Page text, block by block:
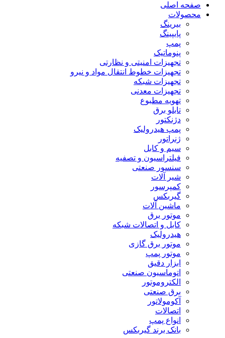
صفحه اصلی
محصولات
بیرینگ
پایپینگ
پمپ
پنوماتیک
تجهیزات امنیتی و نظارتی
تجهیزات خطوط انتقال مواد و نیرو
تجهیزات شبکه
تجهیزات معدنی
تهویه مطبوع
تابلو برق
دژنکتور
پمپ هیدرولیک
ژنراتور
سیم و کابل
فیلتراسیون و تصفیه
سنسور صنعتی
شیر آلات
کمپرسور
گیربکس
ماشین آلات
موتور برق
کابل و اتصالات شبکه
هیدرولیک
موتور برق گازی
موتور پمپ
ابزار دقیق
اتوماسیون صنعتی
الکتروموتور
برق صنعتی
آکومولاتور
اتصالات
انواع پمپ
بانک برند گیربکس